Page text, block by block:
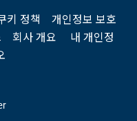
키 정책
개인정보 보호
회사 개요
내 개인정